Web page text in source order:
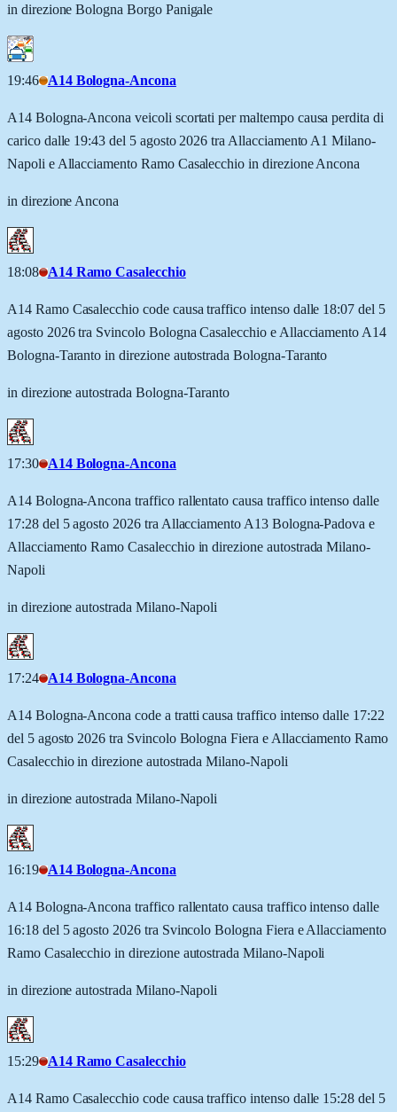
in direzione Bologna Borgo Panigale
19:46 A14 Bologna-Ancona
A14 Bologna-Ancona veicoli scortati per maltempo causa perdita di
carico dalle 19:43 del 5 agosto 2026 tra Allacciamento A1 Milano-
Napoli e Allacciamento Ramo Casalecchio in direzione Ancona
in direzione Ancona
18:08 A14 Ramo Casalecchio
A14 Ramo Casalecchio code causa traffico intenso dalle 18:07 del 5
agosto 2026 tra Svincolo Bologna Casalecchio e Allacciamento A14
Bologna-Taranto in direzione autostrada Bologna-Taranto
in direzione autostrada Bologna-Taranto
17:30 A14 Bologna-Ancona
A14 Bologna-Ancona traffico rallentato causa traffico intenso dalle
17:28 del 5 agosto 2026 tra Allacciamento A13 Bologna-Padova e
Allacciamento Ramo Casalecchio in direzione autostrada Milano-
Napoli
in direzione autostrada Milano-Napoli
17:24 A14 Bologna-Ancona
A14 Bologna-Ancona code a tratti causa traffico intenso dalle 17:22
del 5 agosto 2026 tra Svincolo Bologna Fiera e Allacciamento Ramo
Casalecchio in direzione autostrada Milano-Napoli
in direzione autostrada Milano-Napoli
16:19 A14 Bologna-Ancona
A14 Bologna-Ancona traffico rallentato causa traffico intenso dalle
16:18 del 5 agosto 2026 tra Svincolo Bologna Fiera e Allacciamento
Ramo Casalecchio in direzione autostrada Milano-Napoli
in direzione autostrada Milano-Napoli
15:29 A14 Ramo Casalecchio
A14 Ramo Casalecchio code causa traffico intenso dalle 15:28 del 5